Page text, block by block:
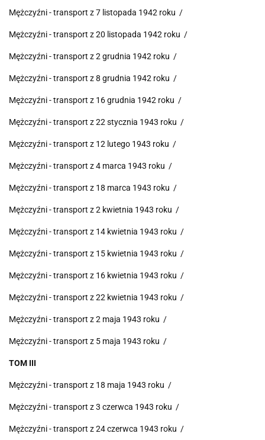
Mężczyźni - transport z 7 listopada 1942 roku /
Mężczyźni - transport z 20 listopada 1942 roku /
Mężczyźni - transport z 2 grudnia 1942 roku /
Mężczyźni - transport z 8 grudnia 1942 roku /
Mężczyźni - transport z 16 grudnia 1942 roku /
Mężczyźni - transport z 22 stycznia 1943 roku /
Mężczyźni - transport z 12 lutego 1943 roku /
Mężczyźni - transport z 4 marca 1943 roku /
Mężczyźni - transport z 18 marca 1943 roku /
Mężczyźni - transport z 2 kwietnia 1943 roku /
Mężczyźni - transport z 14 kwietnia 1943 roku /
Mężczyźni - transport z 15 kwietnia 1943 roku /
Mężczyźni - transport z 16 kwietnia 1943 roku /
Mężczyźni - transport z 22 kwietnia 1943 roku /
Mężczyźni - transport z 2 maja 1943 roku /
Mężczyźni - transport z 5 maja 1943 roku /
TOM III
Mężczyźni - transport z 18 maja 1943 roku /
Mężczyźni - transport z 3 czerwca 1943 roku /
Mężczyźni - transport z 24 czerwca 1943 roku /